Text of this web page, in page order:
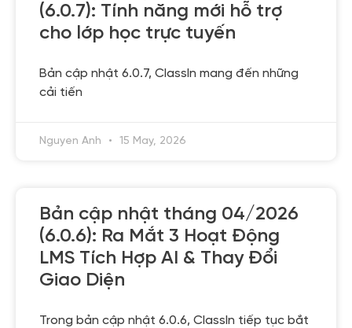
(6.0.7): Tính năng mới hỗ trợ
cho lớp học trực tuyến
Bản cập nhật 6.0.7, ClassIn mang đến những
cải tiến
Nguyen Anh 15 May, 2026
Bản cập nhật tháng 04/2026
(6.0.6): Ra Mắt 3 Hoạt Động
LMS Tích Hợp AI & Thay Đổi
Giao Diện
Trong bản cập nhật 6.0.6, ClassIn tiếp tục bắt